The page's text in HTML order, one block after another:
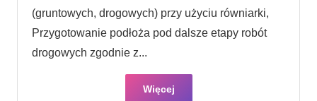
(gruntowych, drogowych) przy użyciu równiarki,
Przygotowanie podłoża pod dalsze etapy robót
drogowych zgodnie z...
Więcej